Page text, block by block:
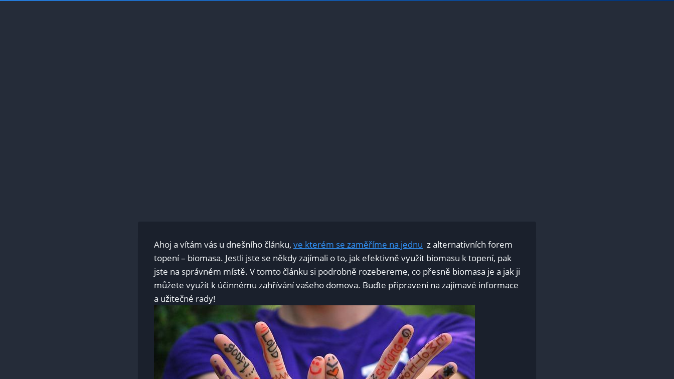
Ahoj a vítám vás u dnešního⁣ článku,​ ve ⁤kterém⁣ se zaměříme na jednu ⁤ z alternativních‌ forem
topení – biomasa. Jestli jste ‌se někdy ⁤zajímali ⁤o ‌to,‌ jak efektivně využít biomasu k‍ topení, ‍pak
jste na správném místě. V​ tomto článku⁣ si podrobně rozebereme, co přesně biomasa je a⁤ jak ji
můžete​ využít k ⁤účinnému zahřívání vašeho domova.⁣ Buďte připraveni na zajímavé informace
a ​užitečné rady!